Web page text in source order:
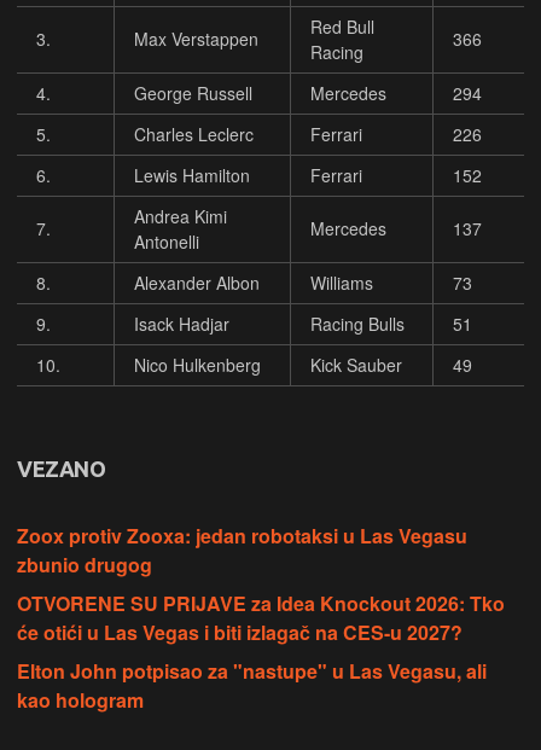
3. Max Verstappen
Red Bull
Racing
366
4. George Russell Mercedes
294
5.
Charles Leclerc Ferrari
226
6.
Lewis Hamilton Ferrari 152
7.
Andrea Kimi
Antonelli
Mercedes 137
8. Alexander Albon Williams
73
9.
Isack Hadjar Racing Bulls
51
10.
Nico Hulkenberg Kick Sauber 49
VEZANO
Zoox protiv Zooxa: jedan robotaksi u Las Vegasu
zbunio drugog
OTVORENE SU PRIJAVE za Idea Knockout 2026: Tko
će otići u Las Vegas i biti izlagač na CES-u 2027?
Elton John potpisao za "nastupe" u Las Vegasu, ali
kao hologram